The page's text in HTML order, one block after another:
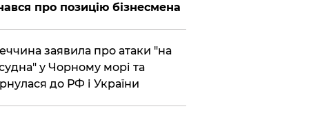
про позицію бізнесмена
заявила про атаки "на
судна" у Чорному морі та
до РФ і України